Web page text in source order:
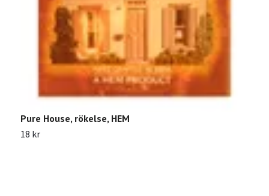
Pure House, rökelse, HEM
18 kr